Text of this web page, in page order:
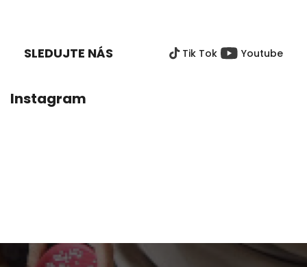
hvězdiček.
SLEDUJTE NÁS Tik Tok Youtube
Instagram